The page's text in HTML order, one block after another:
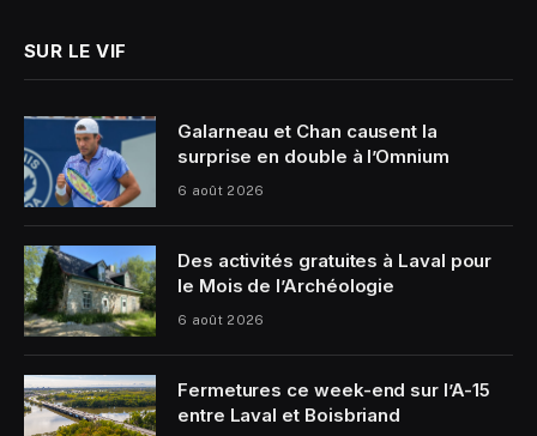
SUR LE VIF
Galarneau et Chan causent la
surprise en double à l’Omnium
6 août 2026
Des activités gratuites à Laval pour
le Mois de l’Archéologie
6 août 2026
Fermetures ce week-end sur l’A-15
entre Laval et Boisbriand